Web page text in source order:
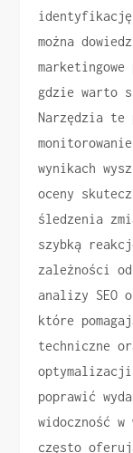
identyfikację
można
gdzie warto
Narzędzia te
wynikach
oceny
śledzenia
szybką
zależności
analizy SEO
które
techniczne
poprawić
widoczność
często